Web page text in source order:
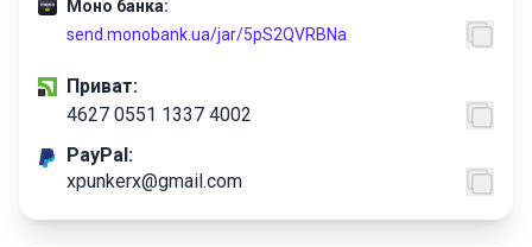
Моно банка:
send.monobank.ua/jar/5pS2QVRBNa
Приват:
4627 0551 1337 4002
PayPal:
xpunkerx@gmail.com